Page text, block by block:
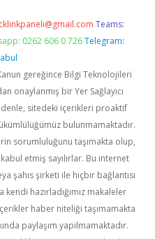
Teams:
0262 606 0 726 Telegram:
gereğince Bilgi Teknolojileri
onaylanmış bir Yer Sağlayıcı
sitedeki içerikleri proaktif
bulunmamaktadır.
sorumluluğunu taşımakta olup,
etmiş sayılırlar. Bu internet
şahıs şirketi ile hiçbir bağlantısı
hazırladığımız makaleler
haber niteliği taşımamakta
paylaşım yapılmamaktadır.